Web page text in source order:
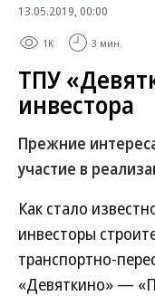
13.05.2019, 00:00
1K 3 мин.
ТПУ
инвестора
Прежние
участие в
Как стало
инвесторы
транспортно-
«Девяткино» —